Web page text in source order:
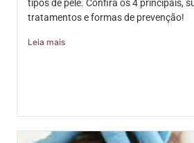
tipos de pele. Confira os 4 principais,
tratamentos e formas de prevenção!
Leia mais